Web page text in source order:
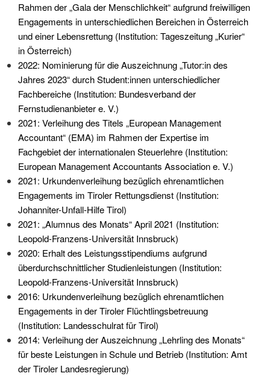
Rahmen der „Gala der Menschlichkeit“ aufgrund freiwilligen
Engagements in unterschiedlichen Bereichen in Österreich
und einer Lebensrettung (Institution: Tageszeitung „Kurier“
in Österreich)
2022: Nominierung für die Auszeichnung „Tutor:in des
Jahres 2023“ durch Student:innen unterschiedlicher
Fachbereiche (Institution: Bundesverband der
Fernstudienanbieter e. V.)
2021: Verleihung des Titels „European Management
Accountant“ (EMA) im Rahmen der Expertise im
Fachgebiet der internationalen Steuerlehre (Institution:
European Management Accountants Association e. V.)
2021: Urkundenverleihung bezüglich ehrenamtlichen
Engagements im Tiroler Rettungsdienst (Institution:
Johanniter-Unfall-Hilfe Tirol)
2021: „Alumnus des Monats“ April 2021 (Institution:
Leopold-Franzens-Universität Innsbruck)
2020: Erhalt des Leistungsstipendiums aufgrund
überdurchschnittlicher Studienleistungen (Institution:
Leopold-Franzens-Universität Innsbruck)
2016: Urkundenverleihung bezüglich ehrenamtlichen
Engagements in der Tiroler Flüchtlingsbetreuung
(Institution: Landesschulrat für Tirol)
2014: Verleihung der Auszeichnung „Lehrling des Monats“
für beste Leistungen in Schule und Betrieb (Institution: Amt
der Tiroler Landesregierung)